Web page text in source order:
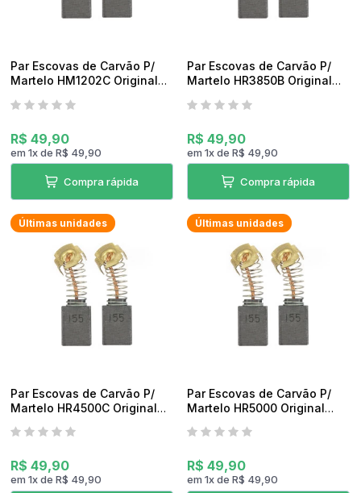
Par Escovas de Carvão P/
Martelo HM1202C Original
R$ 49,90
em1xdeR$ 49,90
Compra rápida
Par Escovas de Carvão P/
Martelo HR3850B Original
R$ 49,90
em1xdeR$ 49,90
Compra rápida
Últimas unidades
Par Escovas de Carvão P/
Martelo HR4500C Original
R$ 49,90
em1xdeR$ 49,90
Últimas unidades
Par Escovas de Carvão P/
Martelo HR5000 Original
R$ 49,90
em1xdeR$ 49,90